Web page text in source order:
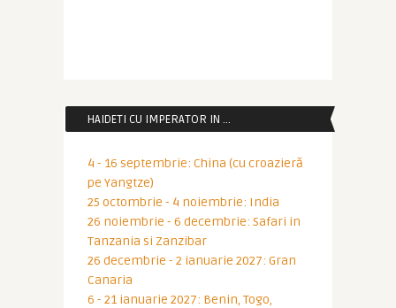
HAIDETI CU IMPERATOR IN …
4 - 16 septembrie: China (cu croazieră
pe Yangtze)
25 octombrie - 4 noiembrie: India
26 noiembrie - 6 decembrie: Safari in
Tanzania si Zanzibar
26 decembrie - 2 ianuarie 2027: Gran
Canaria
6 - 21 ianuarie 2027: Benin, Togo,